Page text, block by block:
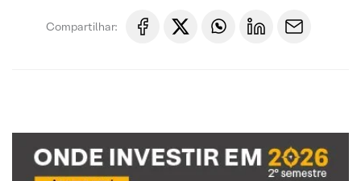
Compartilhar: